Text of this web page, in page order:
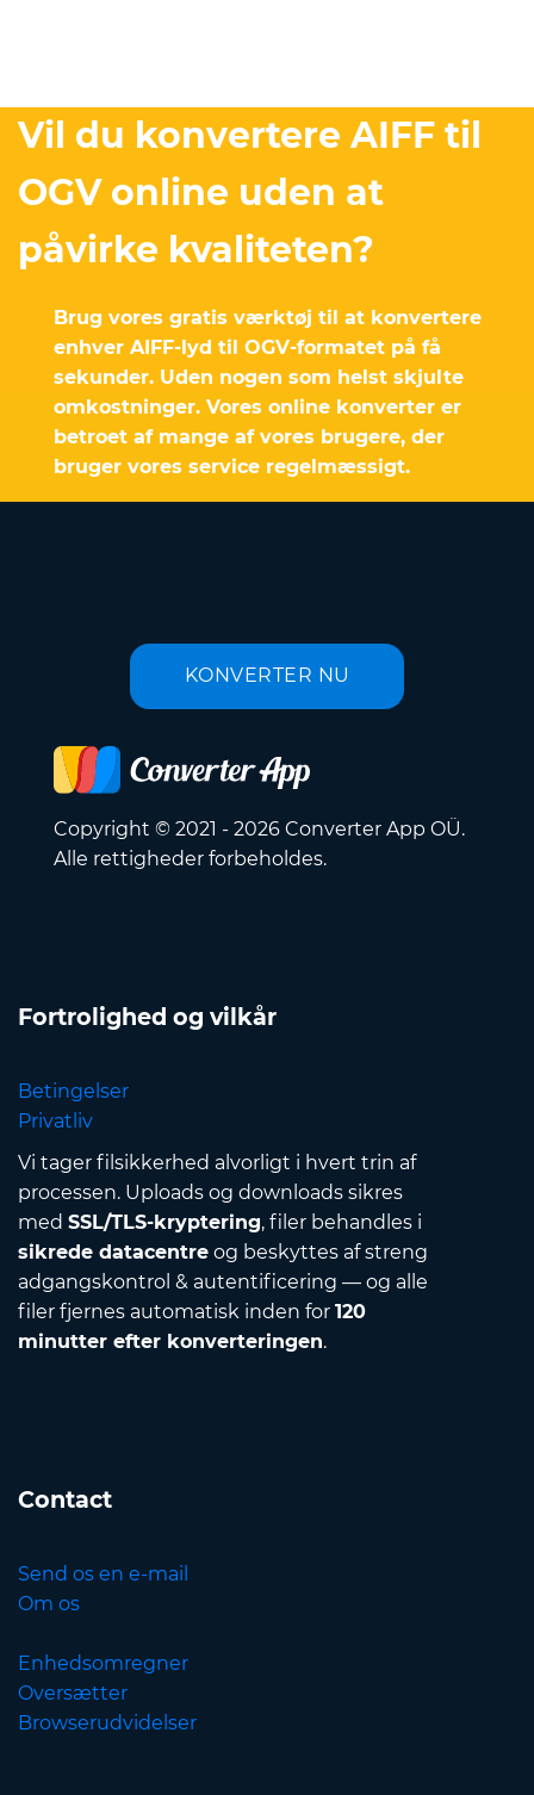
Vil du konvertere AIFF til
OGV online uden at
påvirke kvaliteten?
Brug vores gratis værktøj til at konvertere
enhver AIFF-lyd til OGV-formatet på få
sekunder. Uden nogen som helst skjulte
omkostninger. Vores online konverter er
betroet af mange af vores brugere, der
bruger vores service regelmæssigt.
KONVERTER NU
Copyright © 2021 - 2026 Converter App OÜ.
Alle rettigheder forbeholdes.
Fortrolighed og vilkår
Betingelser
Privatliv
Vi tager filsikkerhed alvorligt i hvert trin af
processen. Uploads og downloads sikres
med SSL/TLS-kryptering, filer behandles i
sikrede datacentre og beskyttes af streng
adgangskontrol & autentificering — og alle
filer fjernes automatisk inden for 120
minutter efter konverteringen.
Contact
Send os en e-mail
Om os
Enhedsomregner
Oversætter
Browserudvidelser